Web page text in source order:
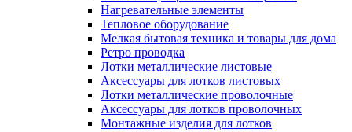
Нагревательные элементы
Тепловое оборудование
Мелкая бытовая техника и товары для дома
Ретро проводка
Лотки металлические листовые
Аксессуары для лотков листовых
Лотки металлические проволочные
Аксессуары для лотков проволочных
Монтажные изделия для лотков